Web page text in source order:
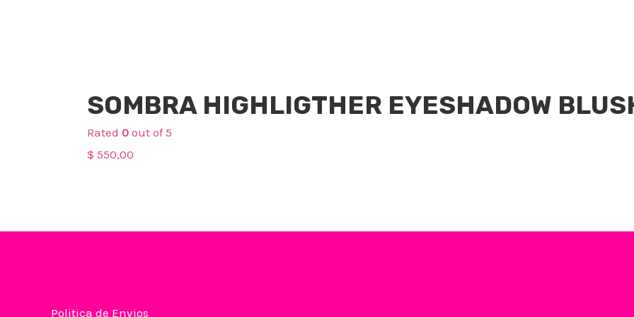
SOMBRA HIGHLIGTHER EYESHADOW
Rated 0 out of 5
$ 550,00
Politica de Envios